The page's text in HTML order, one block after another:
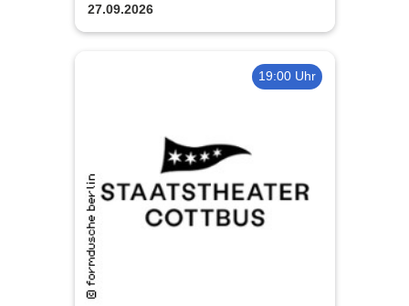
27.09.2026
19:00 Uhr